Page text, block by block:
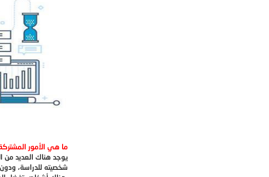
ما هي الأمور
يوجد هناك العديد من
شخصيته للدراسة،